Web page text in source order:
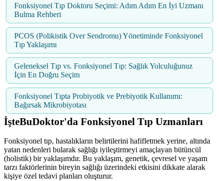
Fonksiyonel Tıp Doktoru Seçimi: Adım Adım En İyi Uzmanı
Bulma Rehberi
PCOS (Polikistik Over Sendromu) Yönetiminde Fonksiyonel
Tıp Yaklaşımı
Geleneksel Tıp vs. Fonksiyonel Tıp: Sağlık Yolculuğunuz
İçin En Doğru Seçim
Fonksiyonel Tıpta Probiyotik ve Prebiyotik Kullanımı:
Bağırsak Mikrobiyotası
İşteBuDoktor'da Fonksiyonel Tıp Uzmanları
Fonksiyonel tıp, hastalıkların belirtilerini hafifletmek yerine, altında
yatan nedenleri bularak sağlığı iyileştirmeyi amaçlayan bütüncül
(holistik) bir yaklaşımdır. Bu yaklaşım, genetik, çevresel ve yaşam
tarzı faktörlerinin bireyin sağlığı üzerindeki etkisini dikkate alarak
kişiye özel tedavi planları oluşturur.